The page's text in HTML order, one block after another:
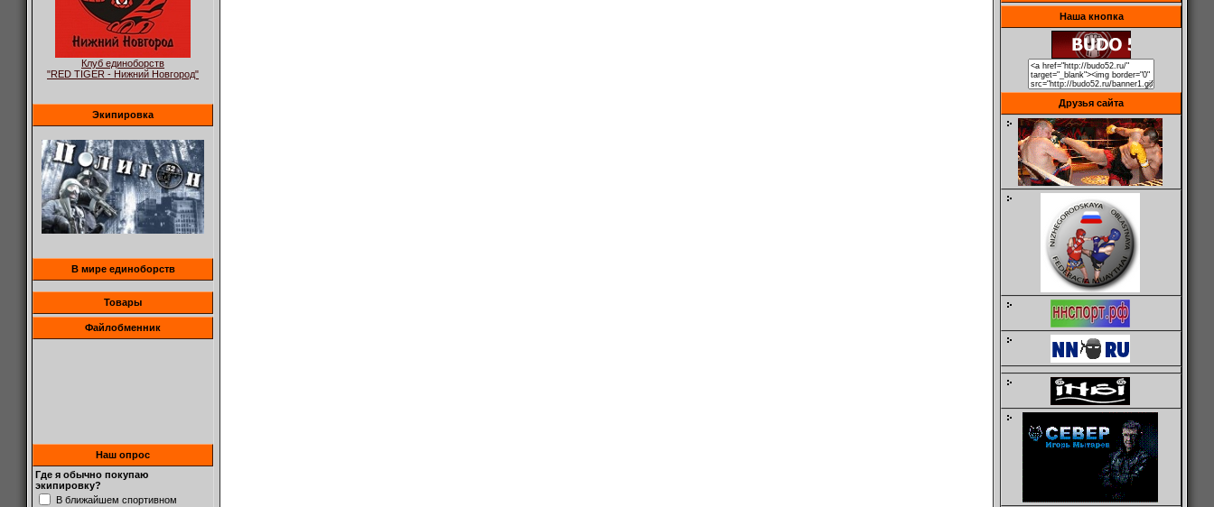
Клуб единоборств
"RED TIGER - Нижний Новгород"
Экипировка
В мире единоборств
Товары
Файлобменник
Наш опрос
Где я обычно покупаю
экипировку?
В ближайшем спортивном
Наша кнопка
Друзья сайта